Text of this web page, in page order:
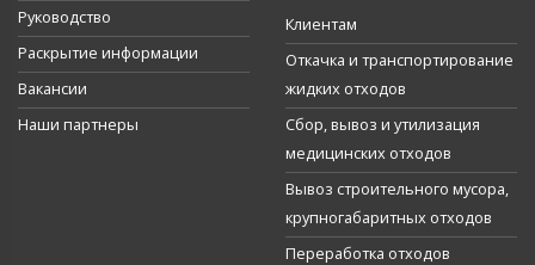
Руководство
Раскрытие информации
Вакансии
Наши партнеры
Клиентам
Откачка и транспортирование
жидких отходов
Сбор, вывоз и утилизация
медицинских отходов
Вывоз строительного мусора,
крупногабаритных отходов
Переработка отходов